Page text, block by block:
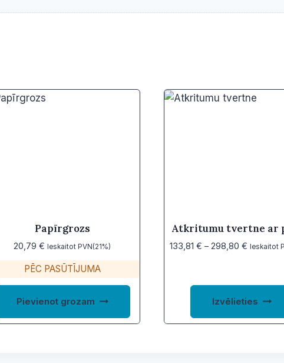
Papīrgrozs
20,79€ Ieskaitot PVN(21%)
PĒC PASŪTĪJUMA
Pievienot grozam
Atkritumu tvertne ar
133,81€ – 298,80€ Price
through
298,80 €
Ieskaitot
Izvēlieties